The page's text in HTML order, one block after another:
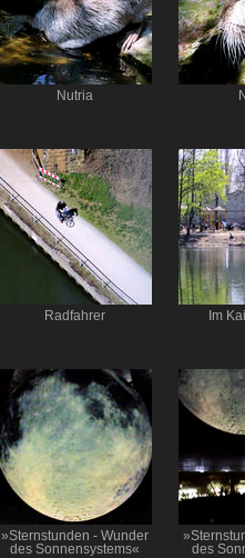
Nutria
Radfahrer Im
»Sternstunden - Wunder
des Sonnensystems«
des